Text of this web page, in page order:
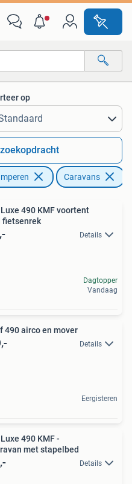
op
Caravans
490 KMF voortent
fietsenrek
Details
Dagtopper
Vandaag
490 airco en mover
Details
Eergisteren
490 KMF -
met stapelbed
Details